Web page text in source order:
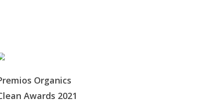
Organics
Awards 2021